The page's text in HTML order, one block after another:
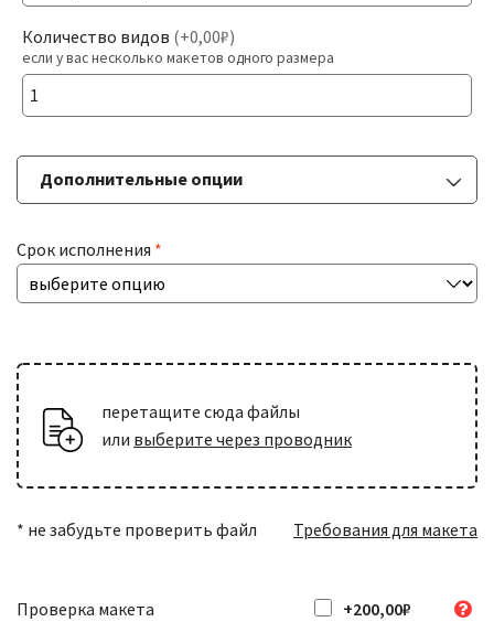
БОЛЬШИЕ ТИРАЖИ
РАСХОДНИКИ
ДОСТАВКА
КОНТАКТЫ
Количество видов (+0,00₽)
если у вас несколько макетов одного размера
Дополнительные опции
Срок исполнения *
перетащите сюда файлы
или выберите через проводник
* не забудьте проверить файл Требования для макета
Проверка макета +200,00₽